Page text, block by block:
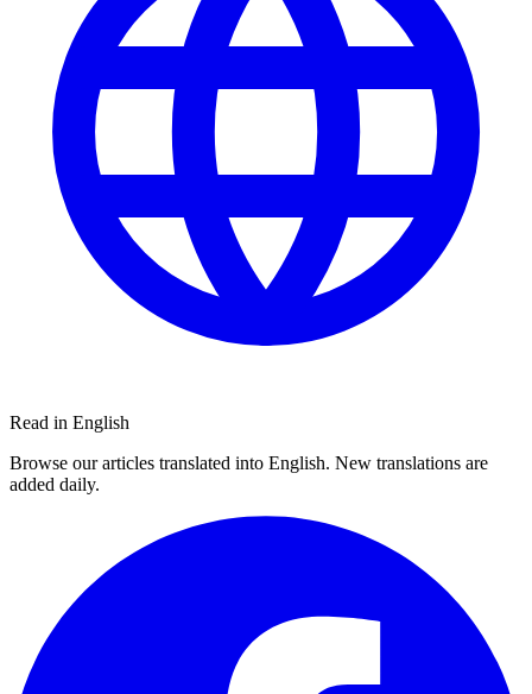
Read in English
Browse our articles translated into English. New translations are
added daily.